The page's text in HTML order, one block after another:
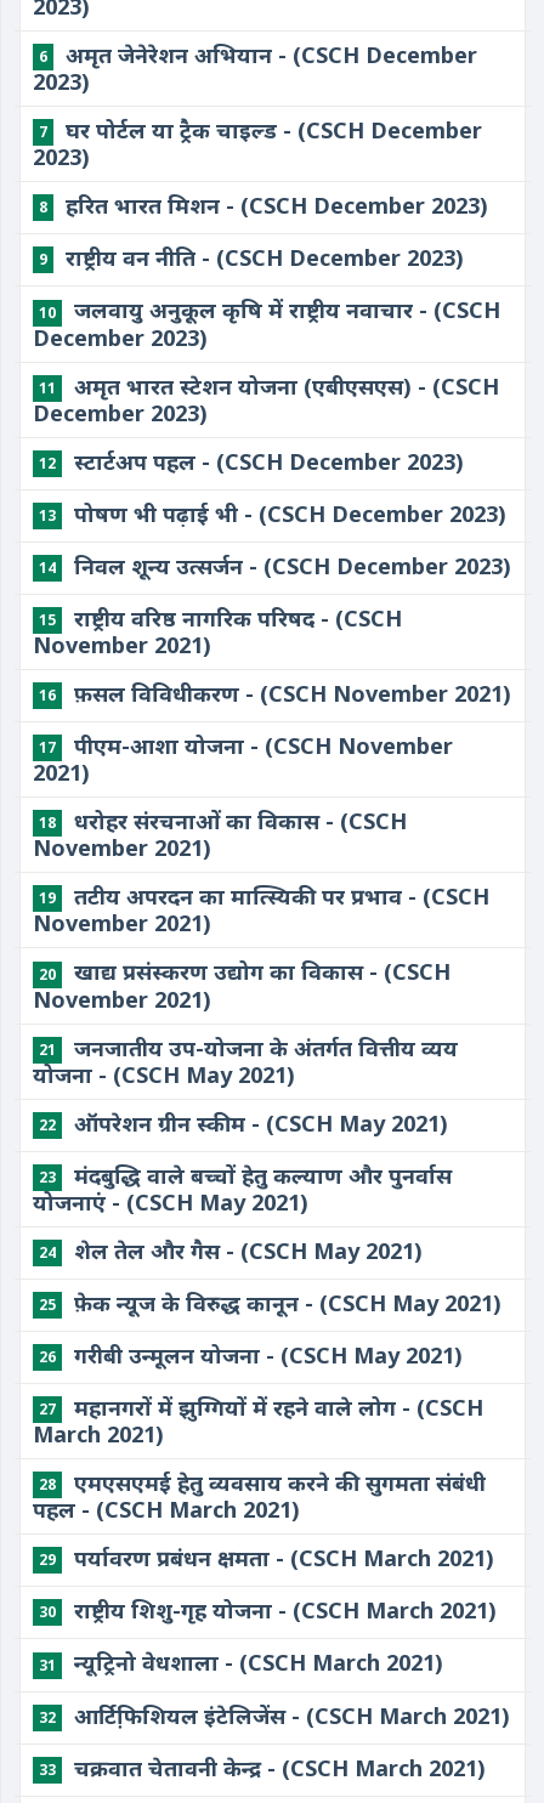
2023)
6
अमृत जेनेरेशन अभियान - (CSCH December
2023)
7
घर पोर्टल या ट्रैक चाइल्ड - (CSCH December
2023)
8 हरित भारत मिशन - (CSCH December 2023)
9 राष्ट्रीय वन नीति - (CSCH December 2023)
10
जलवायु अनुकूल कृषि में राष्ट्रीय नवाचार - (CSCH
December 2023)
11
अमृत भारत स्टेशन योजना (एबीएसएस) - (CSCH
December 2023)
12 स्टार्टअप पहल - (CSCH December 2023)
13 पोषण भी पढ़ाई भी - (CSCH December 2023)
14 निवल शून्य उत्सर्जन - (CSCH December 2023)
15
राष्ट्रीय वरिष्ठ नागरिक परिषद - (CSCH
November 2021)
16 फ़सल विविधीकरण - (CSCH November 2021)
17
पीएम-आशा योजना - (CSCH November
2021)
18
धरोहर संरचनाओं का विकास - (CSCH
November 2021)
19
तटीय अपरदन का मात्स्यिकी पर प्रभाव - (CSCH
November 2021)
20
खाद्य प्रसंस्करण उद्योग का विकास - (CSCH
November 2021)
21
जनजातीय उप-योजना के अंतर्गत वित्तीय व्यय
योजना - (CSCH May 2021)
22 ऑपरेशन ग्रीन स्कीम - (CSCH May 2021)
23
मंदबुद्धि वाले बच्चों हेतु कल्याण और पुनर्वास
योजनाएं - (CSCH May 2021)
24 शेल तेल और गैस - (CSCH May 2021)
25 फ़ेक न्यूज के विरुद्ध कानून - (CSCH May 2021)
26 गरीबी उन्मूलन योजना - (CSCH May 2021)
27
महानगरों में झुग्गियों में रहने वाले लोग - (CSCH
March 2021)
28
एमएसएमई हेतु व्यवसाय करने की सुगमता संबंधी
पहल - (CSCH March 2021)
29 पर्यावरण प्रबंधन क्षमता - (CSCH March 2021)
30 राष्ट्रीय शिशु-गृह योजना - (CSCH March 2021)
31 न्यूट्रिनो वेधशाला - (CSCH March 2021)
32 आर्टिफि़शियल इंटेलिजेंस - (CSCH March 2021)
33 चक्रवात चेतावनी केन्द्र - (CSCH March 2021)